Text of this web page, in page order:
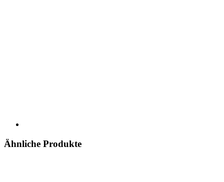
Ähnliche Produkte